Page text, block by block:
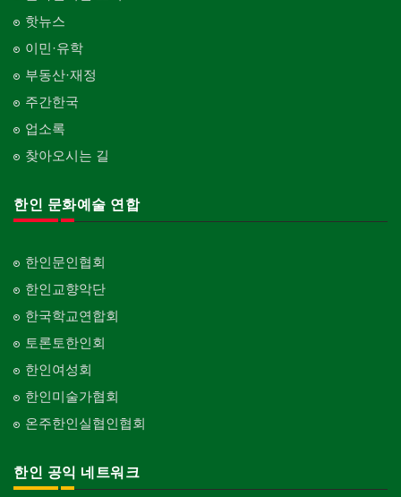
핫뉴스
이민·유학
부동산·재정
주간한국
업소록
찾아오시는 길
한인 문화예술 연합
한인문인협회
한인교향악단
한국학교연합회
토론토한인회
한인여성회
한인미술가협회
온주한인실협인협회
한인 공익 네트워크